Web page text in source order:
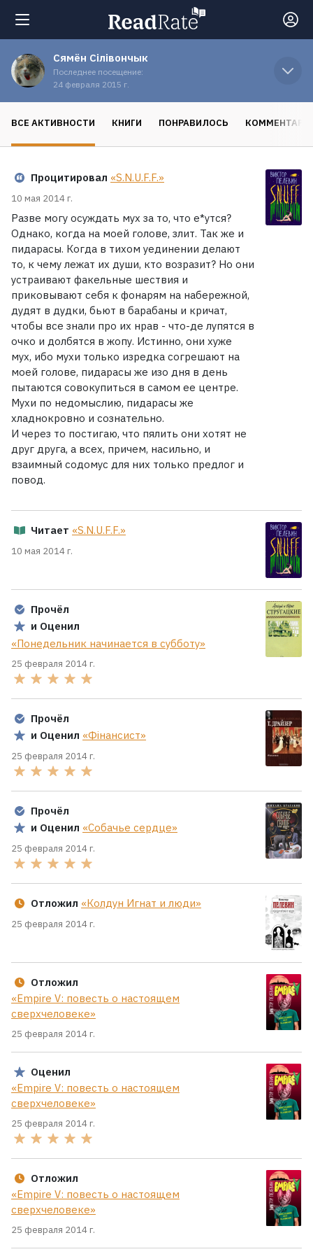
Поиск
Книги
Экранизации
Коллекции
Сямён Сiлiвончык
Последнее посещение:
24 февраля 2015 г.
ВСЕ АКТИВНОСТИ КНИГИ ПОНРАВИЛОСЬ
Процитировал «S.N.U.F.F.»
10 мая 2014 г.
Разве могу осуждать мух за то, что е*утся?
Однако, когда на моей голове, злит. Так же и
пидарасы. Когда в тихом уединении делают
то, к чему лежат их души, кто возразит? Но они
устраивают факельные шествия и
приковывают себя к фонарям на набережной,
дудят в дудки, бьют в барабаны и кричат,
чтобы все знали про их нрав - что-де лупятся в
очко и долбятся в жопу. Истинно, они хуже
мух, ибо мухи только изредка согрешают на
моей голове, пидарасы же изо дня в день
пытаются совокупиться в самом ее центре.
Мухи по недомыслию, пидарасы же
хладнокровно и сознательно.
И через то постигаю, что пялить они хотят не
друг друга, а всех, причем, насильно, и
взаимный содомус для них только предлог и
повод.
Читает «S.N.U.F.F.»
10 мая 2014 г.
Прочёл
и Оценил
«Понедельник начинается в субботу»
25 февраля 2014 г.
Прочёл
и Оценил «Фінансист»
25 февраля 2014 г.
Прочёл
и Оценил «Собачье сердце»
25 февраля 2014 г.
Отложил «Колдун Игнат и люди»
25 февраля 2014 г.
Отложил
«Empire V: повесть о настоящем
сверхчеловеке»
25 февраля 2014 г.
Оценил
«Empire V: повесть о настоящем
сверхчеловеке»
25 февраля 2014 г.
Отложил
«Empire V: повесть о настоящем
сверхчеловеке»
25 февраля 2014 г.